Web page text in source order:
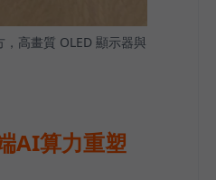
高畫質 OLED 顯示器與
AI算力重塑